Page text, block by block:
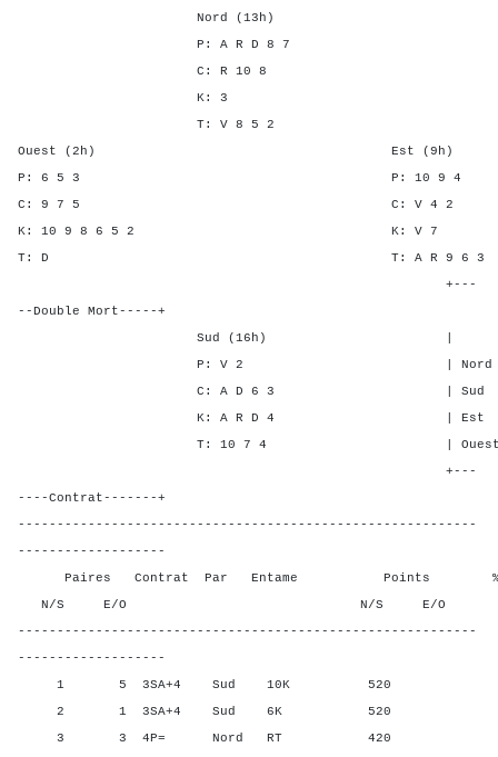
Nord (13h)
P: A R D 8 7
C: R 10 8
K: 3
T: V 8 5 2
Ouest (2h) Est (9h)
P: 6 5 3 P: 10
C: 9 7 5 C: V
K: 10 9 8 6 5 2 K:
T: D T: A R 9
+---
--Double Mort-----+
Sud (16h) | SA P
P: V 2 | Nord - 1
C: A D 6 3 | Sud - 1
K: A R D 4 | Est - -
T: 10 7 4 | Ouest - -
+---
----Contrat-------+
-----------------------------------------------------------
-------------------
Paires Contrat Par Entame Points %
N/S E/O N/S E/O N/
-----------------------------------------------------------
-------------------
1 5 3SA+4 Sud 10K 520
2 1 3SA+4 Sud 6K 520
3 3 4P= Nord RT 420 0,00